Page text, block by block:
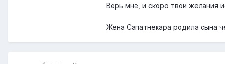
Верь мне, и скоро твои желания
Жена Сапатнекара родила сына